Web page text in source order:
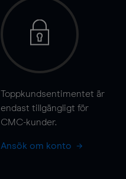
Toppkundsentimentet är
endast tillgängligt för
CMC-kunder.
Ansök om konto